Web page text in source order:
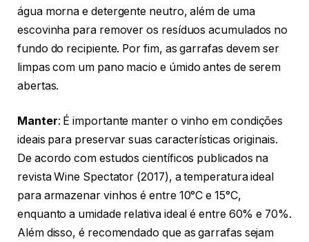
água morna e detergente neutro, além de uma
escovinha para remover os resíduos acumulados no
fundo do recipiente. Por fim, as garrafas devem ser
limpas com um pano macio e úmido antes de serem
abertas.
Manter: É importante manter o vinho em condições
ideais para preservar suas características originais.
De acordo com estudos científicos publicados na
revista Wine Spectator (2017), a temperatura ideal
para armazenar vinhos é entre 10°C e 15°C,
enquanto a umidade relativa ideal é entre 60% e 70%.
Além disso, é recomendado que as garrafas sejam